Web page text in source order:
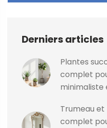
Derniers articles
Plantes
complet
minimaliste
Trumeau et
complet